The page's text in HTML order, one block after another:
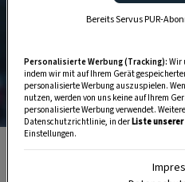
verhilft
Bereits Servus PUR-
Personalisierte Werbung (Tracking): Wir
indem wir mit auf Ihrem Gerät
personalisierte Werbung auszuspielen.
nutzen, werden von uns keine auf Ihrem
personalisierte Werbung verwendet.
Datenschutzrichtlinie, in derListe
Einstellungen.